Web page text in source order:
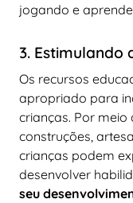
jogando e
3. Estimulando
Os recursos
apropriado para
crianças. Por meio
construções,
crianças podem
desenvolver
seu